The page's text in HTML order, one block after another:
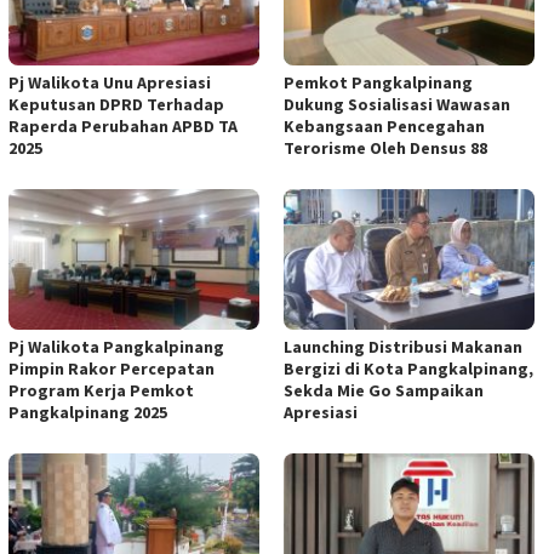
Pj Walikota Unu Apresiasi
Keputusan DPRD Terhadap
Raperda Perubahan APBD TA
2025
Pemkot Pangkalpinang
Dukung Sosialisasi Wawasan
Kebangsaan Pencegahan
Terorisme Oleh Densus 88
Pj Walikota Pangkalpinang
Pimpin Rakor Percepatan
Program Kerja Pemkot
Pangkalpinang 2025
Launching Distribusi Makanan
Bergizi di Kota Pangkalpinang,
Sekda Mie Go Sampaikan
Apresiasi